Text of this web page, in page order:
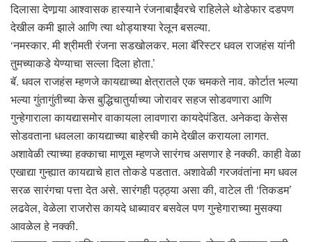
दिलासा देणार्‍या आश्वासक हास्याने रंजनाबाईंवरचे राहिलेले थोडेफार दडपण
देखील कमी झाले आणि त्या थोड्याश्या रेलून बसल्या.
‘नमस्कार. मी श्रीमती रंजना सडखोलकर. मला बॅरिस्टर धवल राजहंस यांनी
तुमच्याकडे येण्याचा सल्ला दिला होता.’
बॅ. धवल राजहंस म्हणजे कायद्याच्या क्षेत्रातले एक चमकते नाव. कोर्टात भल्या
भल्या गुंतागुंतीच्या केस बुद्धिचातुर्याच्या जोरावर सहज सोडवणारा आणि
गुन्हेगाराला कायद्यासमोर वाकायला लावणारा कायदेपंडित. अनेकदा केसेस
सोडवताना धवलला कायद्याच्या बाहेरची कामे देखील करायला लागत.
अशावेळी त्याच्या हक्काचा माणूस म्हणजे सारंगच असणार हे नक्की. काही वेळा
एखाद्या गुन्ह्यात कायद्याचे हात तोकडे पडतात. अशावेळी गरजवंतांना मग धवल
सरळ सारंगचा पत्ता देत असे. सारंगही पठ्ठ्या असा की, वाटेल ती ‘तिकडम’
लढवेल, वेळेला राजरोस कायदे धाब्यावर बसवेल पण गुन्हेगाराच्या मुसक्या
आवळेल हे नक्की.